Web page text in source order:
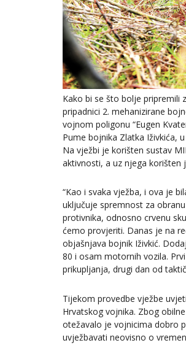
Kako bi se što bolje pripremili
pripadnici 2. mehanizirane
vojnom poligonu “Eugen
Pume bojnika Zlatka Iživkića,
Na vježbi je korišten sustav
aktivnosti, a uz njega korišten
“Kao i svaka vježba, i ova je
uključuje spremnost za
protivnika, odnosno crvenu
ćemo provjeriti. Danas je na
objašnjava bojnik Iživkić.
80 i osam motornih vozila.
prikupljanja, drugi dan od
Tijekom provedbe vježbe
Hrvatskog vojnika. Zbog
otežavalo je vojnicima dobro
uvježbavati neovisno o